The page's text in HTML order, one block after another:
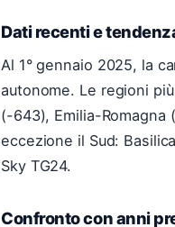
Dati recenti e
Al 1° gennaio 2025, la
autonome. Le regioni
(-643), Emilia-
eccezione il Sud:
Sky TG24.
Confronto con anni